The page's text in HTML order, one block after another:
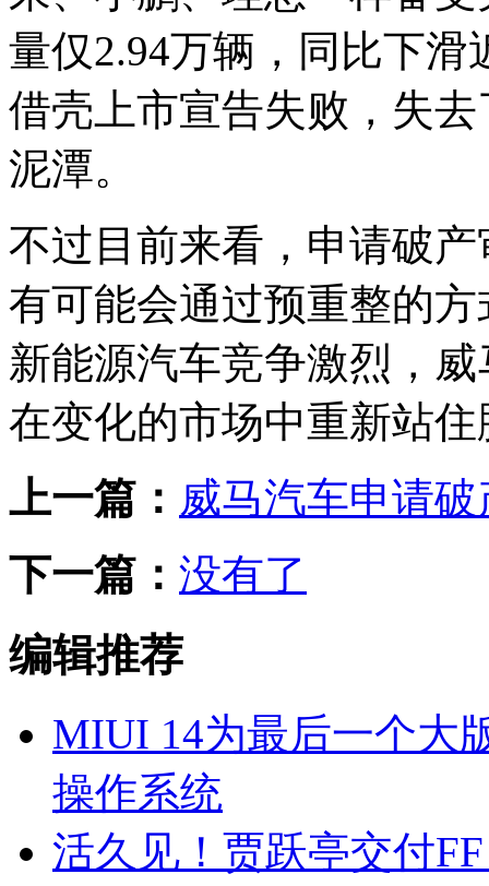
量仅2.94万辆，同比下滑
借壳上市宣告失败，失
泥潭。
不过目前来看，申请破
有可能会通过预重整的
新能源汽车竞争激烈，
在变化的市场中重新站住
上一篇： 威马汽车申请
下一篇： 没有了
编辑推荐
MIUI 14为最后一个大
操作系统
活久见！贾跃亭交付